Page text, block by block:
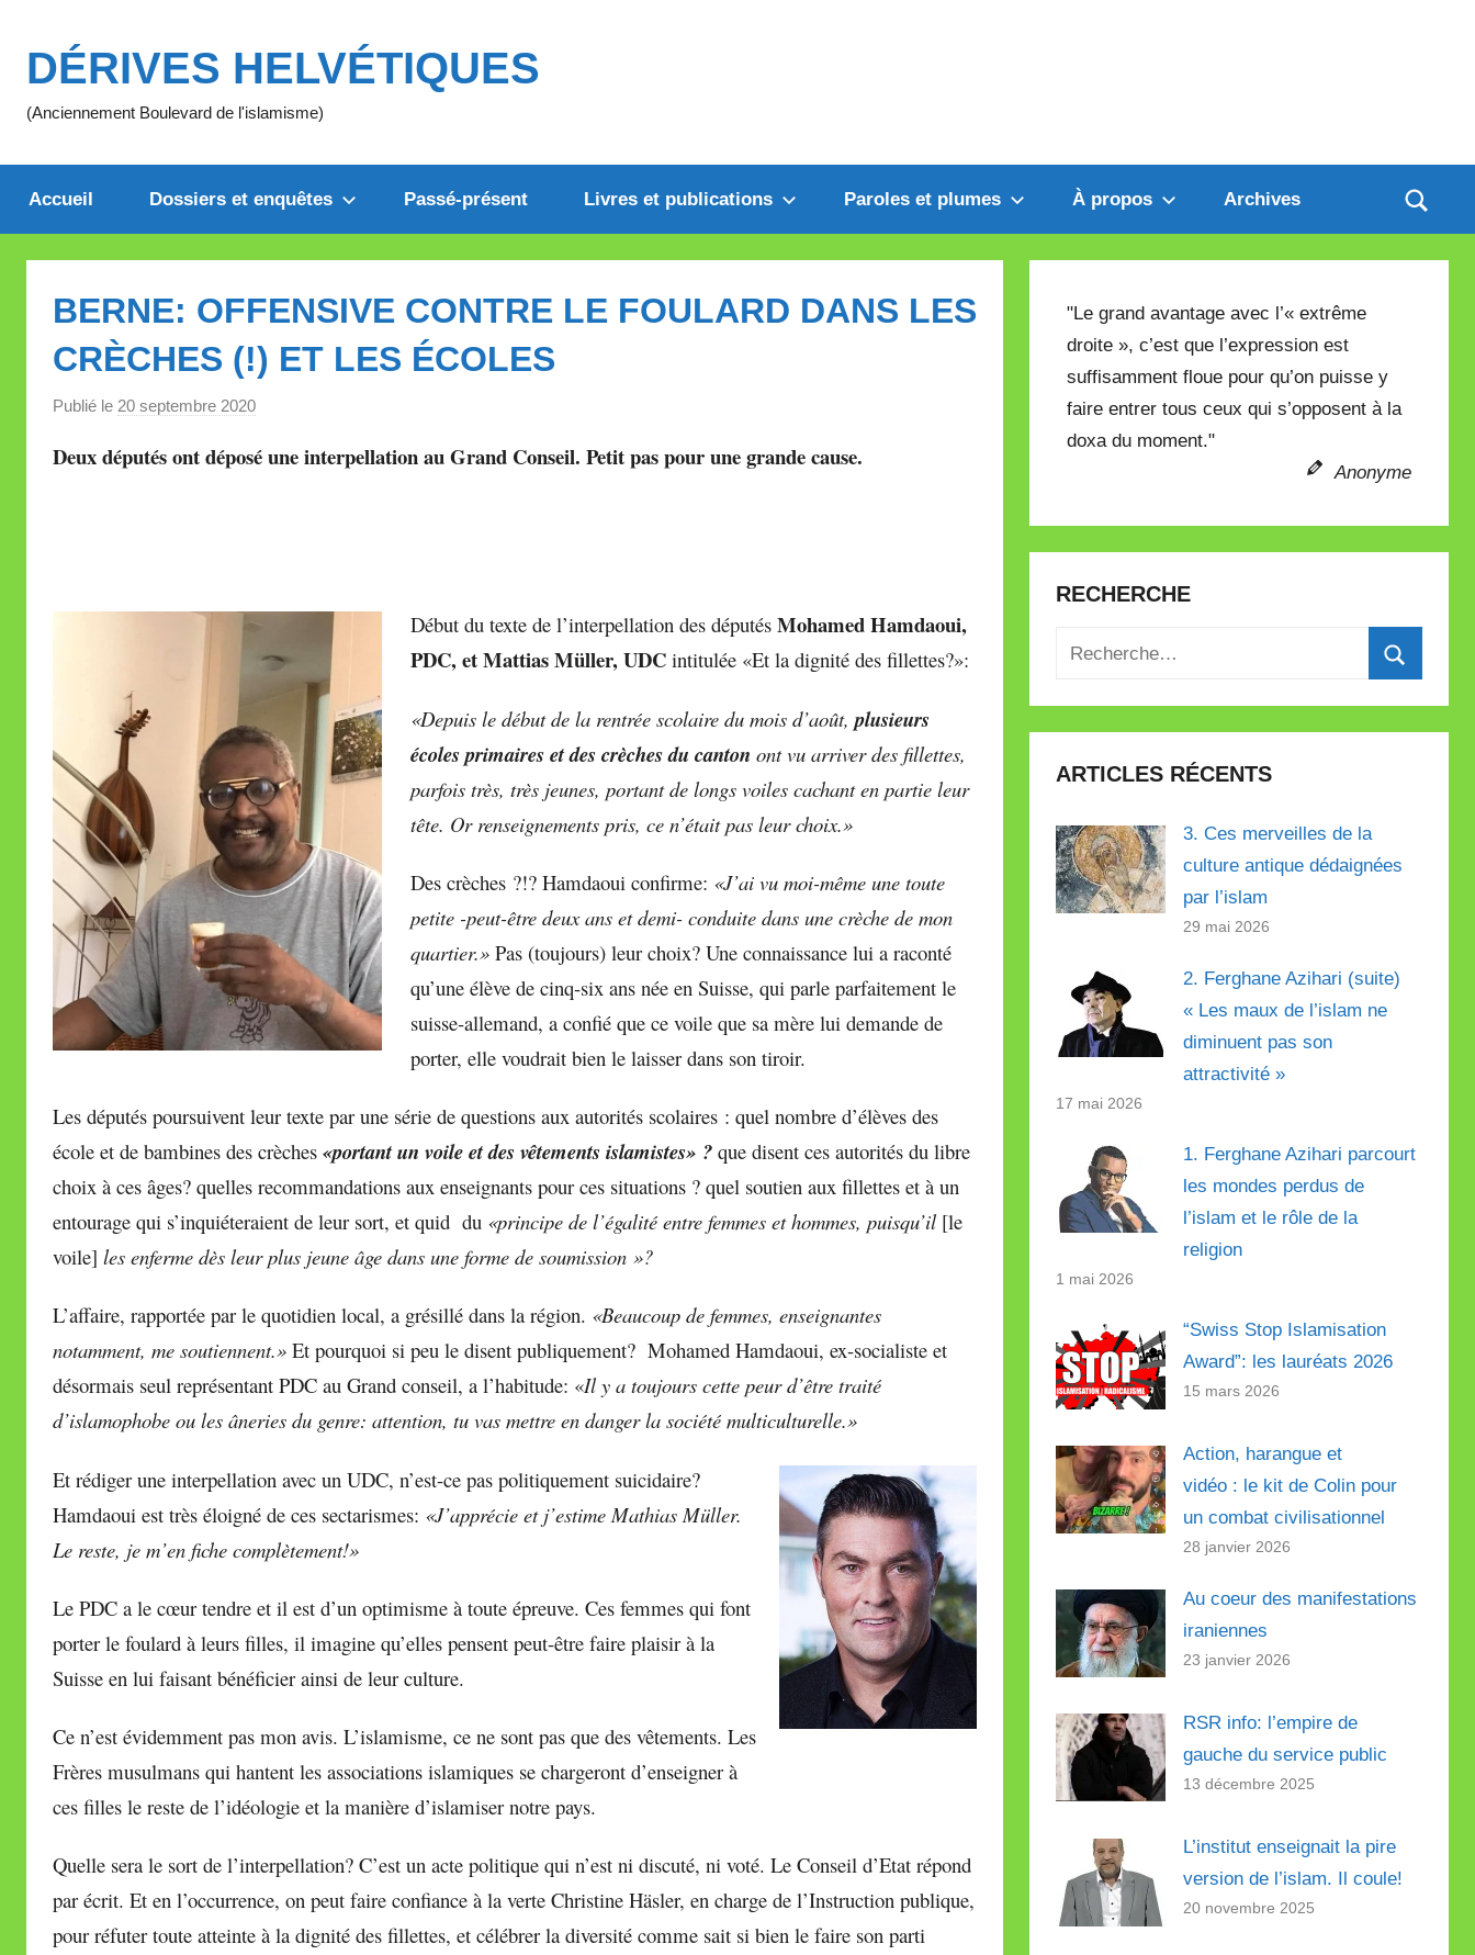
contenu
DÉRIVES HELVÉTIQUES
(Anciennement Boulevard de l'islamisme)
Accueil Dossiers et enquêtes Passé-présent Livres et publications Paroles et plumes À propos Archives
BERNE: OFFENSIVE CONTRE LE FOULARD DANS LES
CRÈCHES (!) ET LES ÉCOLES
Publié le 20 septembre 2020
r
a
l
l
e
t
t
Deux députés ont déposé une interpellation au Grand Conseil. Petit pas pour une grande cause.
Début du texte de l’interpellation des députésMohamed Hamdaoui,
PDC, et Mattias Müller, UDC intitulée «Et la dignité des fillettes?»:
«Depuis le début de la rentrée scolaire du mois d’août,plusieurs
écoles primaires et des crèches du canton ont vu arriver des fillettes,
parfois très, très jeunes, portant de longs voiles cachant en partie leur
tête. Or renseignements pris, ce n’était pas leur choix.»
Des crèches ?!? Hamdaoui confirme: «J’ai vu moi-même une toute
petite -peut-être deux ans et demi- conduite dans une crèche de mon
quartier.» Pas (toujours) leur choix? Une connaissance lui a raconté
qu’une élève de cinq-six ans née en Suisse, qui parle parfaitement le
suisse-allemand, a confié que ce voile que sa mère lui demande de
porter, elle voudrait bien le laisser dans son tiroir.
Les députés poursuivent leur texte par une série de questions aux autorités scolaires : quel nombre d’élèves des
école et de bambines des crèches «portant un voile et des vêtements islamistes» ? que disent ces autorités du libre
choix à ces âges? quelles recommandations aux enseignants pour ces situations ? quel soutien aux fillettes et à un
entourage qui s’inquiéteraient de leur sort, et quid du «principe de l’égalité entre femmes et hommes, puisqu’il [le
voile] les enferme dès leur plus jeune âge dans une forme de soumission »?
L’affaire, rapportée par le quotidien local, a grésillé dans la région. «Beaucoup de femmes, enseignantes
notamment, me soutiennent.» Et pourquoi si peu le disent publiquement? Mohamed Hamdaoui, ex-socialiste et
désormais seul représentant PDC au Grand conseil, a l’habitude: «Il y a toujours cette peur d’être traité
d’islamophobe ou les âneries du genre: attention, tu vas mettre en danger la société multiculturelle.»
Et rédiger une interpellation avec un UDC, n’est-ce pas politiquement suicidaire?
Hamdaoui est très éloigné de ces sectarismes: «J’apprécie et j’estime Mathias Müller.
Le reste, je m’en fiche complètement!»
Le PDC a le cœur tendre et il est d’un optimisme à toute épreuve. Ces femmes qui font
porter le foulard à leurs filles, il imagine qu’elles pensent peut-être faire plaisir à la
Suisse en lui faisant bénéficier ainsi de leur culture.
Ce n’est évidemment pas mon avis. L’islamisme, ce ne sont pas que des vêtements. Les
Frères musulmans qui hantent les associations islamiques se chargeront d’enseigner à
ces filles le reste de l’idéologie et la manière d’islamiser notre pays.
Quelle sera le sort de l’interpellation? C’est un acte politique qui n’est ni discuté, ni voté. Le Conseil d’Etat répond
par écrit. Et en l’occurrence, on peut faire confiance à la verte Christine Häsler, en charge de l’Instruction publique,
pour réfuter toute atteinte à la dignité des fillettes, et célébrer la diversité comme sait si bien le faire son parti
"Le grand avantage avec l’« extrême
droite », c’est que l’expression est
suffisamment floue pour qu’on puisse y
faire entrer tous ceux qui s’opposent à la
doxa du moment."
Anonyme
RECHERCHE
Recherche
:
ARTICLES RÉCENTS
3. Ces merveilles de la
culture antique dédaignées
par l’islam
29 mai 2026
2. Ferghane Azihari (suite)
« Les maux de l’islam ne
diminuent pas son
attractivité »
17 mai 2026
1. Ferghane Azihari parcourt
les mondes perdus de
l’islam et le rôle de la
religion
1 mai 2026
“Swiss Stop Islamisation
Award”: les lauréats 2026
15 mars 2026
Action, harangue et
vidéo : le kit de Colin pour
un combat civilisationnel
28 janvier 2026
Au coeur des manifestations
iraniennes
23 janvier 2026
RSR info: l’empire de
gauche du service public
13 décembre 2025
L’institut enseignait la pire
version de l’islam. Il coule!
20 novembre 2025